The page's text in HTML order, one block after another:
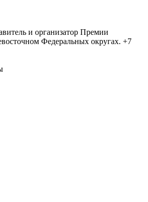
и организатор Премии
Федеральных округах. +7